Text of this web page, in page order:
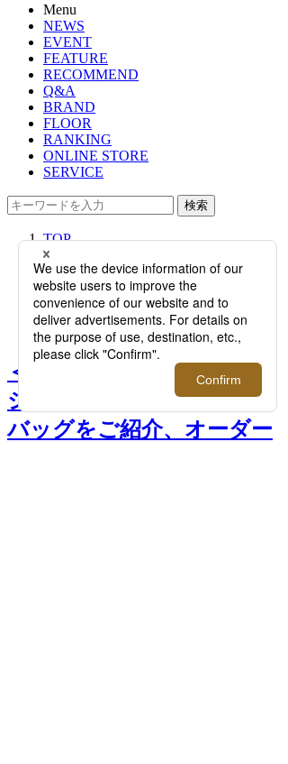
Menu
NEWS
EVENT
FEATURE
RECOMMEND
Q&A
BRAND
FLOOR
RANKING
ONLINE STORE
SERVICE
検索
TOP
PHOTO
＜メゾンタクヤ＞プロモーション開
催！新作ボストンバッグをご紹介、
オーダー会も実施します。【伊勢丹
新宿店】
＜メゾンタクヤ＞プロモー
ション開催！新作ボストン
バッグをご紹介、オーダー